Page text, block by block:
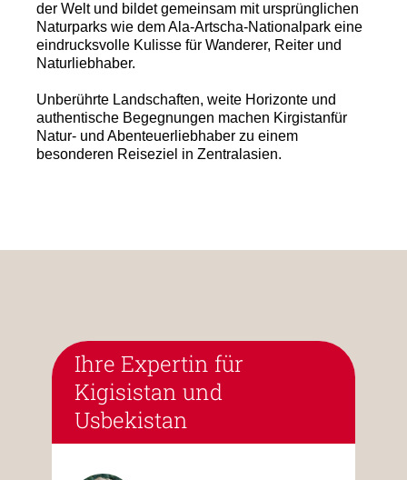
der Welt und bildet gemeinsam mit ursprünglichen
Naturparks wie dem Ala-Artscha-Nationalpark eine
eindrucksvolle Kulisse für Wanderer, Reiter und
Naturliebhaber.
Unberührte Landschaften, weite Horizonte und
authentische Begegnungen machen Kirgistanfür
Natur- und Abenteuerliebhaber zu einem
besonderen Reiseziel in Zentralasien.
Ihre Expertin für
Kigisistan und
Usbekistan